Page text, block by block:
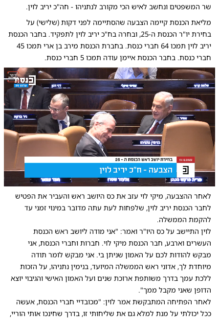
שר המשפטים ונחשב לאיש הכי מקורב לנתניהו - חה"כ יריב לוין.
מליאת הכנסת קיימה הצבעה שהסתיימה לפני דקות (שלישי) על
בחירת יו"ר הכנסת ה-25, ובחרה בח"כ יריב לוין לתפקיד. בחבר הכנסת
יריב לוין תמכו 64 חברי כנסת. בחברת הכנסת מירב בן ארי תמכו 45
חברי כנסת. בחבר הכנסת איימן עודה תמכו 5 חברי כנסת.
0:56
לאחר ההצבעה, מיקי לוי עזב את כס היושב ראש והעביר את הפטיש
לחבר הכנסת יריב לוין, שלפחות לעת עתה מדובר במינוי זמני עד
להקמת הממשלה.
לוין התיישב על כס היו"ר ואמר: "אני מודה ליושב ראש הכנסת
העשרים וארבע, חבר הכנסת מיקי לוי. חברות וחברי הכנסת, אני
מבקש להודות לכם על האמון שניתן בי. אני מבקש לומר תודה
מיוחדת לך, אדוני ראש הממשלה המיועד, בנימין נתניהו, על הזכות
ללכת עמך בדרך משותפת ארוכת שנים ועל האמון האישי והגיבוי יוצא
הדופן שאני מקבל ממך".
לאחר הפתיחה המתבקשת אמר לוין: "מכובדיי חברי הכנסת, אעשה
ככל יכולתי על מנת למלא גם את שליחותי זו, בדרך שחינכו אותי הוריי,